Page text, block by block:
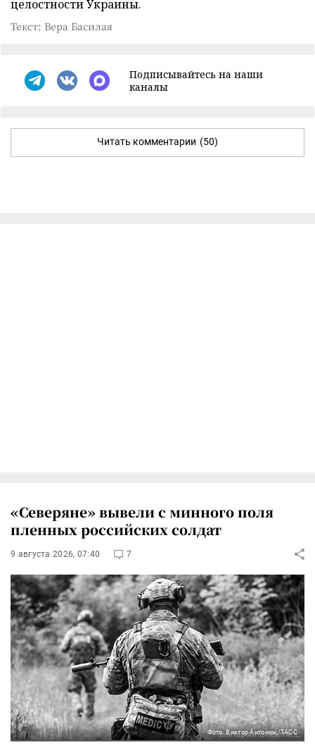
целостности Украины.
Текст: Вера Басилая
Подписывайтесь на наши
каналы
Читать комментарии (50)
«Северяне» вывели с минного поля
пленных российских солдат
9 августа 2026, 07:40 7
Фото: Виктор Антонюк/ТАСС